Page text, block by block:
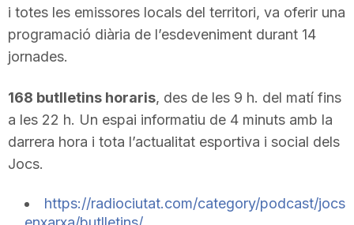
e
T
r
i totes les emissores locals del territori, va oferir una
programació diària de l’esdeveniment durant 14
jornades.
168 butlletins horaris, des de les 9 h. del matí fins
a les 22 h. Un espai informatiu de 4 minuts amb la
darrera hora i tota l’actualitat esportiva i social dels
Jocs.
https://radiociutat.com/category/podcast/jocs